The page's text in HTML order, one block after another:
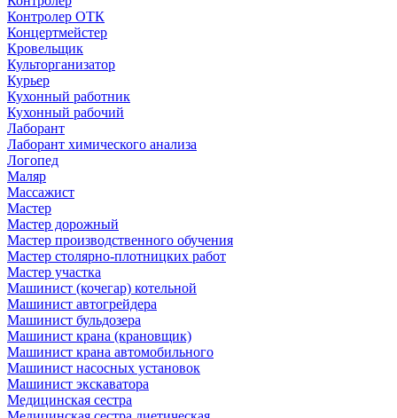
Контролер ОТК
Концертмейстер
Кровельщик
Культорганизатор
Курьер
Кухонный работник
Кухонный рабочий
Лаборант
Лаборант химического анализа
Логопед
Маляр
Массажист
Мастер
Мастер дорожный
Мастер производственного обучения
Мастер столярно-плотницких работ
Мастер участка
Машинист (кочегар) котельной
Машинист автогрейдера
Машинист бульдозера
Машинист крана (крановщик)
Машинист крана автомобильного
Машинист насосных установок
Машинист экскаватора
Медицинская сестра